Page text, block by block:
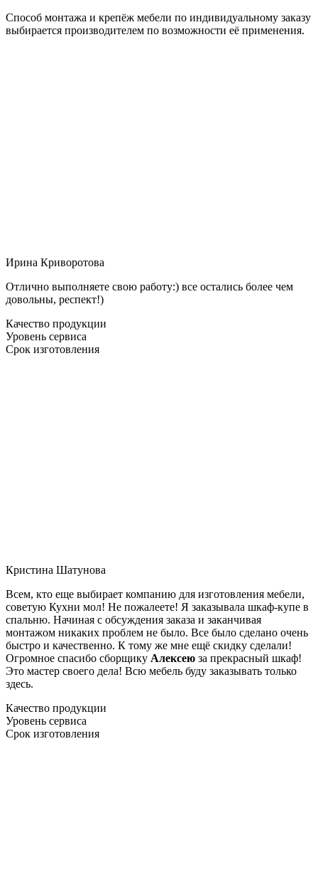
Способ монтажа и крепёж мебели по индивидуальному заказу
выбирается производителем по возможности её применения.
Ирина Криворотова
Отлично выполняете свою работу:) все остались более чем
довольны, респект!)
Качество продукции
Уровень сервиса
Срок изготовления
Кристина Шатунова
Всем, кто еще выбирает компанию для изготовления мебели,
советую Кухни мол! Не пожалеете! Я заказывала шкаф-купе в
спальню. Начиная с обсуждения заказа и заканчивая
монтажом никаких проблем не было. Все было сделано очень
быстро и качественно. К тому же мне ещё скидку сделали!
Огромное спасибо сборщику Алексею за прекрасный шкаф!
Это мастер своего дела! Всю мебель буду заказывать только
здесь.
Качество продукции
Уровень сервиса
Срок изготовления